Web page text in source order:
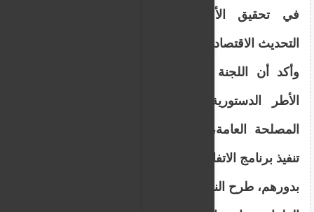
في تحقيق الأولويات الوطنية ضمن رؤية
التحديث الاقتصادي وخارطة تطوير القطاع العام.
وأكد أن اللجنة ستتابع مراحل الاتفاقية وفق
الأطر الدستور ية، بما يحقق أهدافها ويخدم
المصلحة العامة، مشددًا على خضوع مراحل
تنفيذ برنامج الاتفاقية لرقابة ديوان المحاسبة.
بدورهم، طرح النواب سليمان الخرابشة، إبراهيم